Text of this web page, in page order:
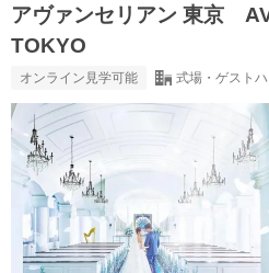
アヴァンセリアン 東京
TOKYO
オンライン見学可能 式場・ゲスト